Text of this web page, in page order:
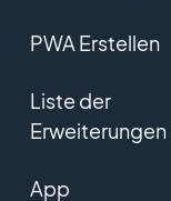
PWA Erstellen
Liste der
Erweiterungen
App